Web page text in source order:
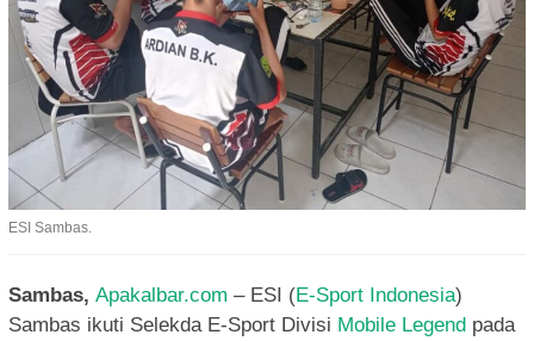
ESI Sambas.
Sambas, Apakalbar.com – ESI (E-Sport Indonesia)
Sambas ikuti Selekda E-Sport Divisi Mobile Legend pada